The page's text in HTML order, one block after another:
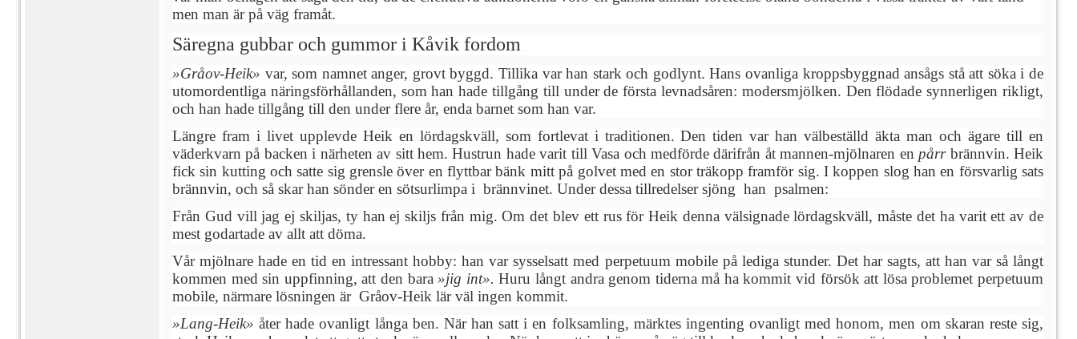
men man är på väg framåt.
Säregna gubbar och gummor i Kåvik fordom
»Gråov-Heik» var, som namnet anger, grovt byggd. Tillika var han stark och godlynt. Hans ovanliga kroppsbyggnad ansågs stå att söka i de
utomordentliga näringsförhållanden, som han hade tillgång till under de första levnadsåren: modersmjölken. Den flödade synnerligen rikligt,
och han hade tillgång till den under flere år, enda barnet som han var.
Längre fram i livet upplevde Heik en lördagskväll, som fortlevat i traditionen. Den tiden var han välbeställd äkta man och ägare till en
väderkvarn på backen i närheten av sitt hem. Hustrun hade varit till Vasa och medförde därifrån åt mannen-mjölnaren en pårr brännvin. Heik
fick sin kutting och satte sig grensle över en flyttbar bänk mitt på golvet med en stor träkopp framför sig. I koppen slog han en försvarlig sats
brännvin, och så skar han sönder en sötsurlimpa i brännvinet. Under dessa tillredelser sjöng han psalmen:
Från Gud vill jag ej skiljas, ty han ej skiljs från mig. Om det blev ett rus för Heik denna välsignade lördagskväll, måste det ha varit ett av de
mest godartade av allt att döma.
Vår mjölnare hade en tid en intressant hobby: han var sysselsatt med perpetuum mobile på lediga stunder. Det har sagts, att han var så långt
kommen med sin uppfinning, att den bara»jig int».Huru långt andra genom tiderna må ha kommit vid försök att lösa problemet perpetuum
mobile, närmare lösningen är Gråov-Heik lär väl ingen kommit.
»Lang-Heik»åter hade ovanligt långa ben. När han satt i en folksamling, märktes ingenting ovanligt med honom, men om skaran reste sig,